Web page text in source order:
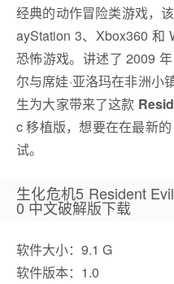
经典的动作冒险类游戏，
ayStation 3、Xbox360 和
恐怖游戏。讲述了 2009
尔与席娃·亚洛玛在非洲小
生为大家带来了这款
c 移植版，想要在在最新
试。
生化危机5 Resident
0 中文破解版下载
软件大小：9.1 G
软件版本：1.0